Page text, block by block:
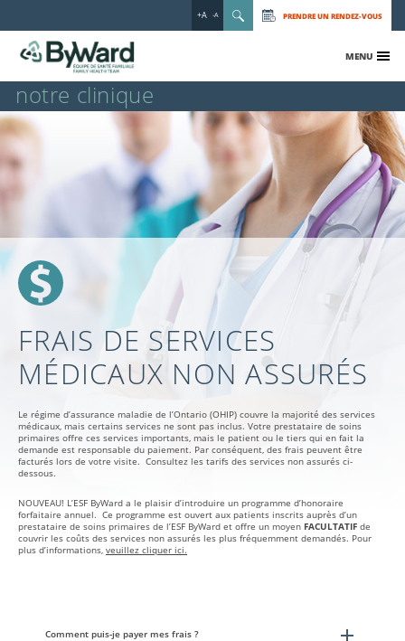
+A -A PRENDRE UN RENDEZ-VOUS
MENU
notre clinique
FRAIS DE SERVICES
MÉDICAUX NON ASSURÉS
Le régime d’assurance maladie de l’Ontario (OHIP) couvre la majorité des services
médicaux, mais certains services ne sont pas inclus. Votre prestataire de soins
primaires offre ces services importants, mais le patient ou le tiers qui en fait la
demande est responsable du paiement. Par conséquent, des frais peuvent être
facturés lors de votre visite. Consultez les tarifs des services non assurés ci-
dessous.
NOUVEAU! L’ESF ByWard a le plaisir d’introduire un programme d’honoraire
forfaitaire annuel. Ce programme est ouvert aux patients inscrits auprès d’un
prestataire de soins primaires de l’ESF ByWard et offre un moyen FACULTATIF de
couvrir les coûts des services non assurés les plus fréquemment demandés. Pour
plus d’informations, veuillez cliquer ici.
Comment puis-je payer mes frais ?